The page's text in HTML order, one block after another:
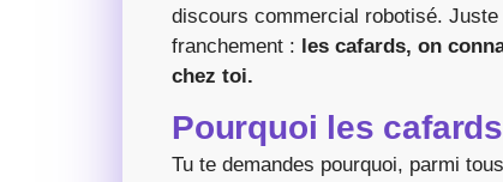
discours commercial robotisé.
franchement : les cafards, on
chez toi.
Pourquoi les
Tu te demandes pourquoi, parmi